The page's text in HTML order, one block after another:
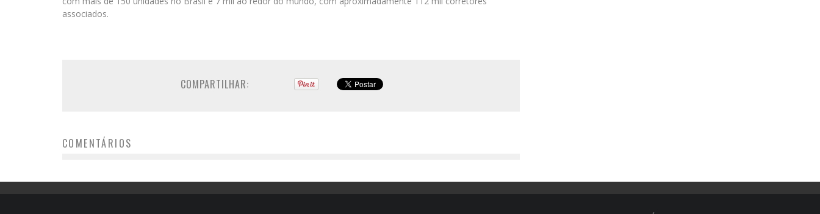
associados.
COMPARTILHAR:
COMENTÁRIOS